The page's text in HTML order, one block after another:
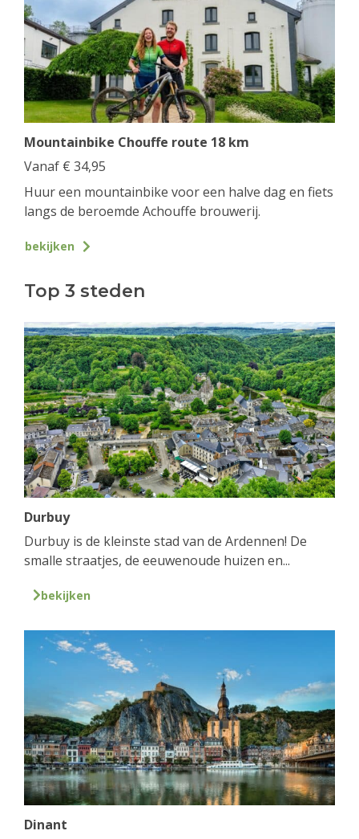
Mountainbike Chouffe route 18 km
Vanaf € 34,95
Huur een mountainbike voor een halve dag en fiets
langs de beroemde Achouffe brouwerij.
bekijken
Top 3 steden
Durbuy
Durbuy is de kleinste stad van de Ardennen! De
smalle straatjes, de eeuwenoude huizen en...
bekijken
Dinant